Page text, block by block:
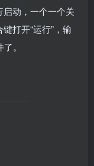
动，一个一个关
打开“运行”，输
。